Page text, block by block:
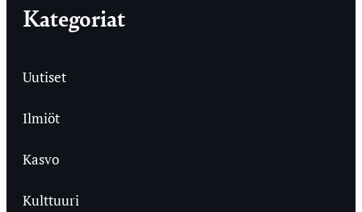
Kategoriat
Uutiset
Ilmiöt
Kasvo
Kulttuuri